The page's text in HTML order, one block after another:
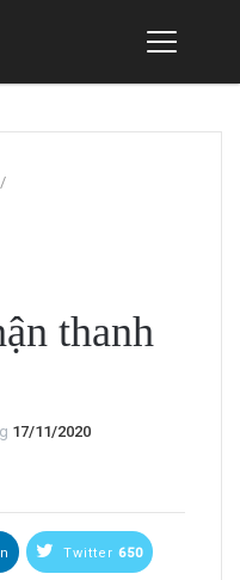
/
thanh
17/11/2020
Twitter 650